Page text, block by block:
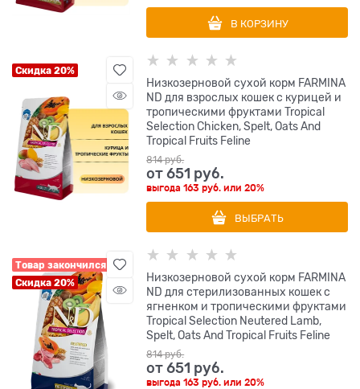
В КОРЗИНУ
Скидка 20%
Низкозерновой cухой корм FARMINA
ND для взрослых кошек с курицей и
тропическими фруктами Tropical
Selection Chicken, Spelt, Oats And
Tropical Fruits Feline
814 руб.
от651 руб.
выгода163 руб. или20%
ВЫБРАТЬ
Товар закончился
Скидка 20%
Низкозерновой cухой корм FARMINA
ND для стерилизованных кошек с
ягненком и тропическими фруктами
Tropical Selection Neutered Lamb,
Spelt, Oats And Tropical Fruits Feline
814 руб.
от651 руб.
выгода163 руб. или20%